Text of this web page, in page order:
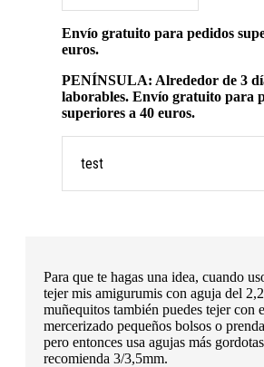
Envío gratuito para pedidos
euros.
PENÍNSULA: Alrededor de 3
laborables. Envío gratuito para
superiores a 40 euros.
test
Para que te hagas una idea, cuando
tejer mis amigurumis con aguja del
muñequitos también puedes tejer con
mercerizado pequeños bolsos o
pero entonces usa agujas más
recomienda 3/3,5mm.